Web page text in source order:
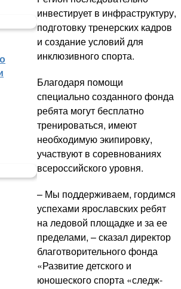
инвестирует в инфраструктуру,
подготовку тренерских кадров
и создание условий для
инклюзивного спорта.
Благодаря помощи
специально созданного фонда
ребята могут бесплатно
тренироваться, имеют
необходимую экипировку,
участвуют в соревнованиях
всероссийского уровня.
– Мы поддерживаем, гордимся
успехами ярославских ребят
на ледовой площадке и за ее
пределами, – сказал директор
благотворительного фонда
«Развитие детского и
юношеского спорта «следж-